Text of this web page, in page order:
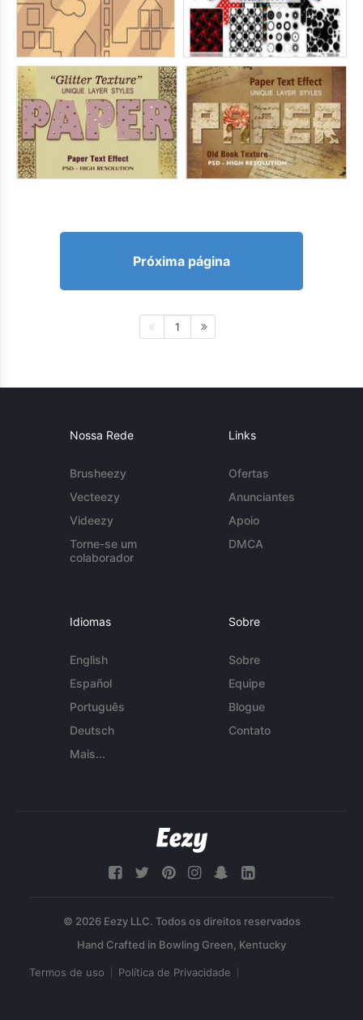
Próxima página
1
Nossa Rede
Brusheezy
Vecteezy
Videezy
Torne-se um
colaborador
Links
Ofertas
Anunciantes
Apoio
DMCA
Idiomas
English
Español
Português
Deutsch
Mais...
Sobre
Sobre
Equipe
Blogue
Contato
© 2026 Eezy LLC. Todos os direitos reservados
Termos de uso Política de Privacidade